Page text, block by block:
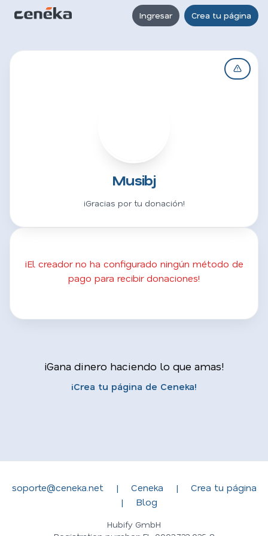
Ingresar Crea tu página
Musibj
¡Gracias por tu donación!
¡El creador no ha configurado ningún método de
pago para recibir donaciones!
¡Gana dinero haciendo lo que amas!
¡Crea tu página de Ceneka!
soporte@ceneka.net | Ceneka |
Crea tu página
|
Blog
Hubify GmbH